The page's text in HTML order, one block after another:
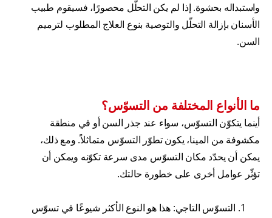
واستبداله بحشوة. إذا لم يكن التحلّل محصورًا، فسيقوم طبيب
الأسنان بإزالة التحلّل والتوصية بنوع العلاج المطلوب لترميم
السن.
ما الأنواع المختلفة من التسوّس؟
أينما يتكوّن التسوّس، سواء عند جذر السن أو في منطقة
مكشوفة من المينا، يكون تطوّر التسوّس متماثلاً. ومع ذلك،
يمكن أن يحدّد مكان التسوّس مدى سرعة تكوّنه ويمكن أن
تؤثّر عوامل أخرى على خطورة حالتك.
التسوّس التاجي: هذا هو النوع الأكثر شيوعًا في تسوّس